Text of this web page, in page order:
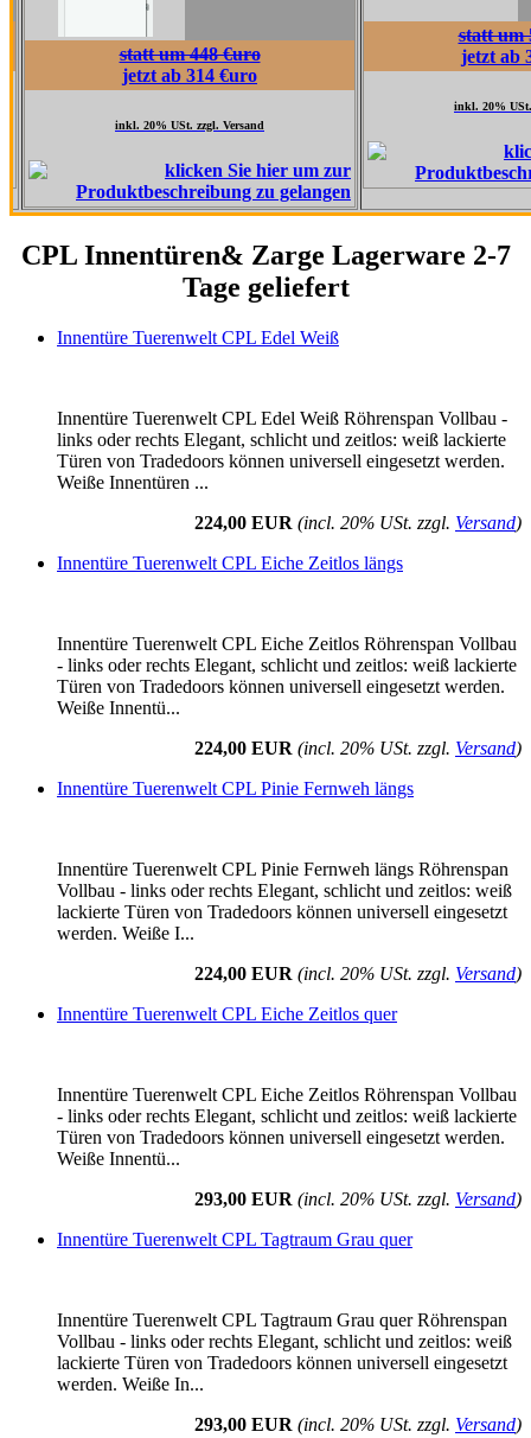
statt um 448 €uro
jetzt ab 314 €uro
inkl. 20% USt. zzgl. Versand
statt um 517 €uro
jetzt ab 362 €uro
inkl. 20% USt. zzgl. Versand
CPL Innentüren& Zarge Lagerware 2-7
Tage geliefert
Innentüre Tuerenwelt CPL Edel Weiß
Innentüre Tuerenwelt CPL Edel Weiß Röhrenspan Vollbau -
links oder rechts Elegant, schlicht und zeitlos: weiß lackierte
Türen von Tradedoors können universell eingesetzt werden.
Weiße Innentüren ...
224,00 EUR (incl. 20% USt. zzgl. Versand)
Innentüre Tuerenwelt CPL Eiche Zeitlos längs
Innentüre Tuerenwelt CPL Eiche Zeitlos Röhrenspan Vollbau
- links oder rechts Elegant, schlicht und zeitlos: weiß lackierte
Türen von Tradedoors können universell eingesetzt werden.
Weiße Innentü...
224,00 EUR (incl. 20% USt. zzgl. Versand)
Innentüre Tuerenwelt CPL Pinie Fernweh längs
Innentüre Tuerenwelt CPL Pinie Fernweh längs Röhrenspan
Vollbau - links oder rechts Elegant, schlicht und zeitlos: weiß
lackierte Türen von Tradedoors können universell eingesetzt
werden. Weiße I...
224,00 EUR (incl. 20% USt. zzgl. Versand)
Innentüre Tuerenwelt CPL Eiche Zeitlos quer
Innentüre Tuerenwelt CPL Eiche Zeitlos Röhrenspan Vollbau
- links oder rechts Elegant, schlicht und zeitlos: weiß lackierte
Türen von Tradedoors können universell eingesetzt werden.
Weiße Innentü...
293,00 EUR (incl. 20% USt. zzgl. Versand)
Innentüre Tuerenwelt CPL Tagtraum Grau quer
Innentüre Tuerenwelt CPL Tagtraum Grau quer Röhrenspan
Vollbau - links oder rechts Elegant, schlicht und zeitlos: weiß
lackierte Türen von Tradedoors können universell eingesetzt
werden. Weiße In...
293,00 EUR (incl. 20% USt. zzgl. Versand)